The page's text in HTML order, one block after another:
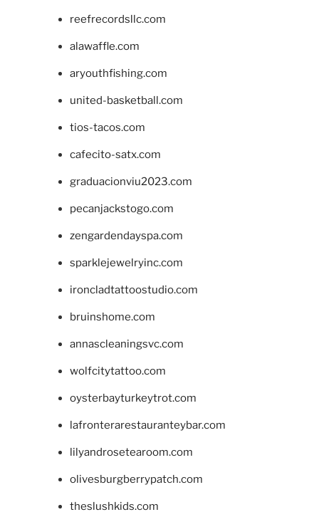
reefrecordsllc.com
alawaffle.com
aryouthfishing.com
united-basketball.com
tios-tacos.com
cafecito-satx.com
graduacionviu2023.com
pecanjackstogo.com
zengardendayspa.com
sparklejewelryinc.com
ironcladtattoostudio.com
bruinshome.com
annascleaningsvc.com
wolfcitytattoo.com
oysterbayturkeytrot.com
lafronterarestauranteybar.com
lilyandrosetearoom.com
olivesburgberrypatch.com
theslushkids.com